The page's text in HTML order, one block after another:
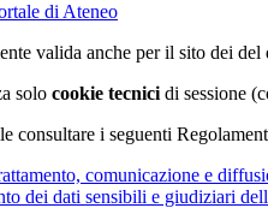
di Ateneo
valida anche per il sito dei
solo cookie tecnici di sessione
consultare i seguenti
comunicazione e
dei dati sensibili e giudiziari